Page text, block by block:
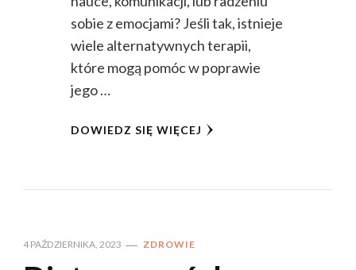
sobie z emocjami? Jeśli tak, istnieje
wiele alternatywnych terapii,
które mogą pomóc w poprawie
jego …
DOWIEDZ SIĘ WIĘCEJ
4 PAŹDZIERNIKA, 2023 ZDROWIE